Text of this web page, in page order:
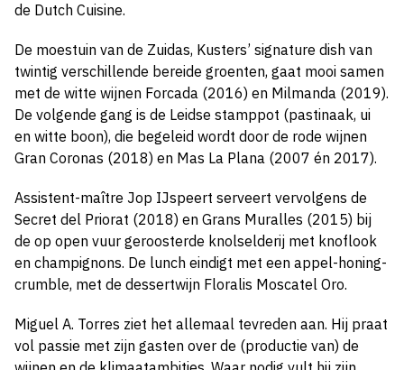
de Dutch Cuisine.
De moestuin van de Zuidas, Kusters’ signature dish van
twintig verschillende bereide groenten, gaat mooi samen
met de witte wijnen Forcada (2016) en Milmanda (2019).
De volgende gang is de Leidse stamppot (pastinaak, ui
en witte boon), die begeleid wordt door de rode wijnen
Gran Coronas (2018) en Mas La Plana (2007 én 2017).
Assistent-maître Jop IJspeert serveert vervolgens de
Secret del Priorat (2018) en Grans Muralles (2015) bij
de op open vuur geroosterde knolselderij met knoflook
en champignons. De lunch eindigt met een appel-honing-
crumble, met de dessertwijn Floralis Moscatel Oro.
Miguel A. Torres ziet het allemaal tevreden aan. Hij praat
vol passie met zijn gasten over de (productie van) de